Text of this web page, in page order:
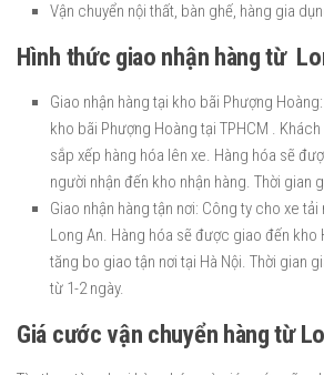
Vận chuyển nội thất, bàn ghế, hàng gia
Hình thức giao nhận hàng từ
Giao nhận hàng tại kho bãi Phượng
kho bãi Phượng Hoàng tại TPHCM .
sắp xếp hàng hóa lên xe. Hàng hóa sẽ
người nhận đến kho nhận hàng. Thời gian
Giao nhận hàng tận nơi: Công ty cho xe tải
Long An. Hàng hóa sẽ được giao đến kho
tăng bo giao tận nơi tại Hà Nội. Thời gian
từ 1-2 ngày.
Giá cước vận chuyển hàng từ